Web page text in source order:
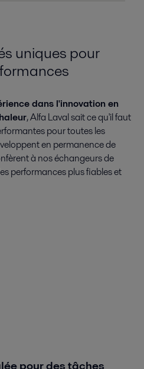
uniques pour
dans l'innovation en
, Alfa Laval sait ce qu'il faut
pour toutes les
en permanence de
à nos échangeurs de
performances plus fiables et